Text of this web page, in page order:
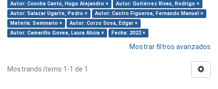
Autor: Concha Cantú, Hugo Alejandro ×
Autor: Gutiérrez Rivas, Rodrigo ×
Autor: Salazar Ugarte, Pedro ×
Autor: Castro Figueroa, Fernando Manuel ×
Materia: Seminario ×
Autor: Corzo Sosa, Edgar ×
Autor: Camarillo Govea, Laura Alicia ×
Fecha: 2022 ×
Mostrar filtros avanzados
Mostrando ítems 1-1 de 1